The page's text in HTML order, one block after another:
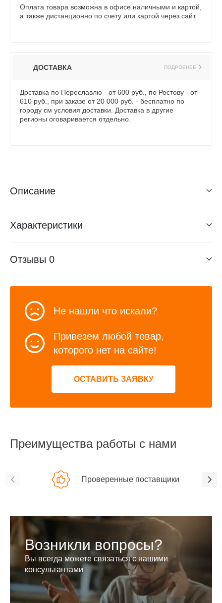
Оплата товара возможна в офисе наличными и картой,
а также дистанционно по счету или картой через сайт
ДОСТАВКА ПОДРОБНЕЕ
Доставка по Переславлю - от 600 руб., по Ростову - от
610 руб., при заказе от 20 000 руб. - бесплатно по
городу см условия доставки. Доставка в другие
регионы оговаривается отдельно.
Описание
Характеристики
Отзывы 0
Не нашли что искали?
Привезем любой товар,
которого нет на сайте!
ОСТАВИТЬ ЗАЯВКУ
Преимущества работы с нами
Проверенные поставщики
Возникли вопросы?
Вы всегда можете связаться с нашими
консультантами